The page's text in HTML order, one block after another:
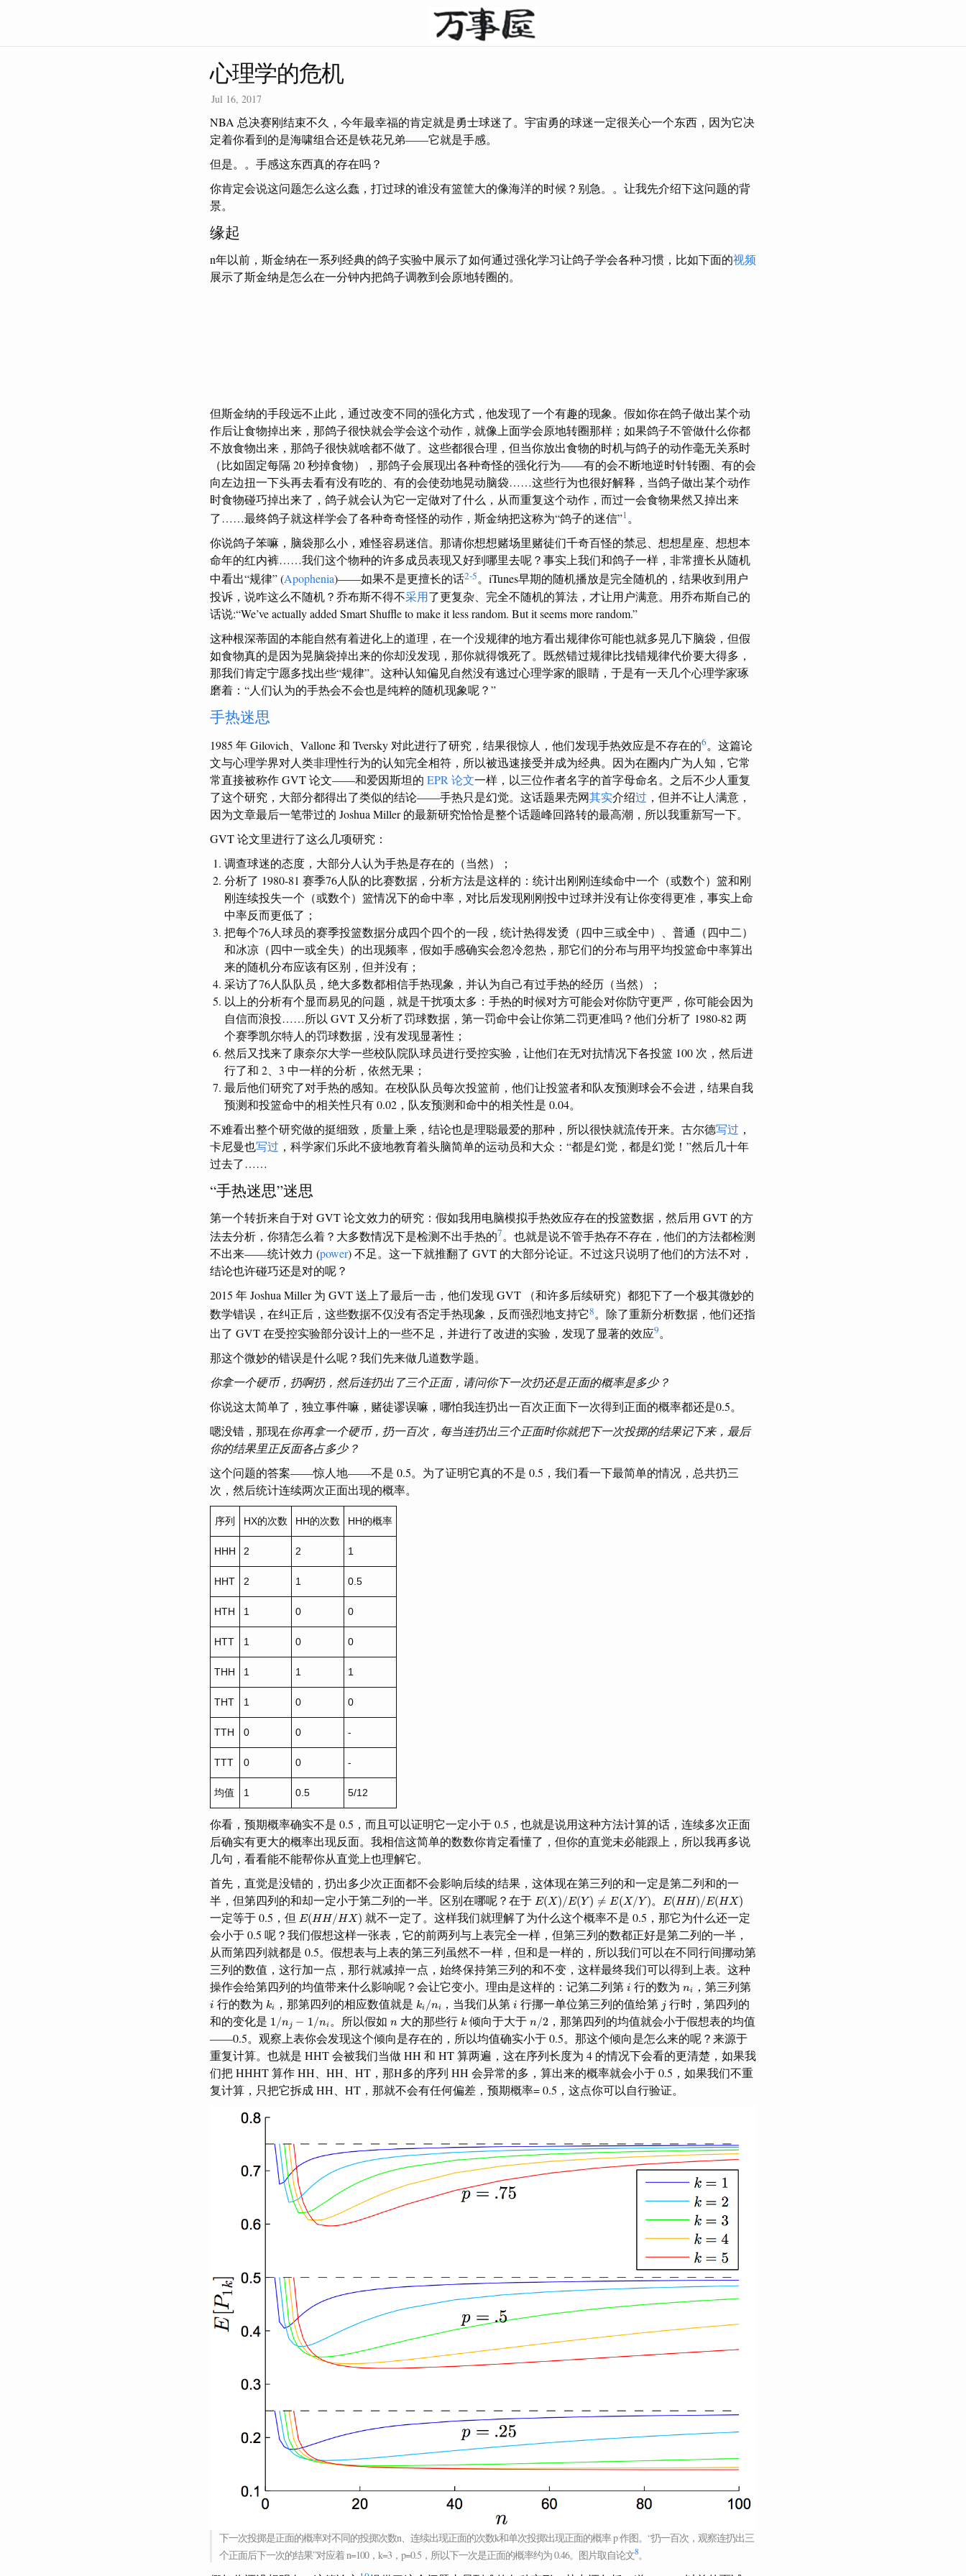
心理学的危机
Jul 16, 2017
NBA 总决赛刚结束不久，今年最幸福的肯定就是勇士球迷了。宇宙勇的球迷一定很关心一个东西，因为它决
定着你看到的是海啸组合还是铁花兄弟——它就是手感。
但是。。手感这东西真的存在吗？
你肯定会说这问题怎么这么蠢，打过球的谁没有篮筐大的像海洋的时候？别急。。让我先介绍下这问题的背
景。
缘起
n年以前，斯金纳在一系列经典的鸽子实验中展示了如何通过强化学习让鸽子学会各种习惯，比如下面的视频
展示了斯金纳是怎么在一分钟内把鸽子调教到会原地转圈的。
但斯金纳的手段远不止此，通过改变不同的强化方式，他发现了一个有趣的现象。假如你在鸽子做出某个动
作后让食物掉出来，那鸽子很快就会学会这个动作，就像上面学会原地转圈那样；如果鸽子不管做什么你都
不放食物出来，那鸽子很快就啥都不做了。这些都很合理，但当你放出食物的时机与鸽子的动作毫无关系时
（比如固定每隔 20 秒掉食物），那鸽子会展现出各种奇怪的强化行为——有的会不断地逆时针转圈、有的会
向左边扭一下头再去看有没有吃的、有的会使劲地晃动脑袋……这些行为也很好解释，当鸽子做出某个动作
时食物碰巧掉出来了，鸽子就会认为它一定做对了什么，从而重复这个动作，而过一会食物果然又掉出来
了……最终鸽子就这样学会了各种奇奇怪怪的动作，斯金纳把这称为“鸽子的迷信”1。
你说鸽子笨嘛，脑袋那么小，难怪容易迷信。那请你想想赌场里赌徒们千奇百怪的禁忌、想想星座、想想本
命年的红内裤……我们这个物种的许多成员表现又好到哪里去呢？事实上我们和鸽子一样，非常擅长从随机
中看出“规律” (Apophenia)——如果不是更擅长的话2-5。iTunes早期的随机播放是完全随机的，结果收到用户
投诉，说咋这么不随机？乔布斯不得不采用了更复杂、完全不随机的算法，才让用户满意。用乔布斯自己的
话说:“We’ve actually added Smart Shuffle to make it less random. But it seems more random.”
这种根深蒂固的本能自然有着进化上的道理，在一个没规律的地方看出规律你可能也就多晃几下脑袋，但假
如食物真的是因为晃脑袋掉出来的你却没发现，那你就得饿死了。既然错过规律比找错规律代价要大得多，
那我们肯定宁愿多找出些“规律”。这种认知偏见自然没有逃过心理学家的眼睛，于是有一天几个心理学家琢
磨着：“人们认为的手热会不会也是纯粹的随机现象呢？”
手热迷思
1985 年 Gilovich、Vallone 和 Tversky 对此进行了研究，结果很惊人，他们发现手热效应是不存在的6。这篇论
文与心理学界对人类非理性行为的认知完全相符，所以被迅速接受并成为经典。因为在圈内广为人知，它常
常直接被称作 GVT 论文——和爱因斯坦的 EPR 论文一样，以三位作者名字的首字母命名。之后不少人重复
了这个研究，大部分都得出了类似的结论——手热只是幻觉。这话题果壳网其实介绍过 ，但并不让人满意，
因为文章最后一笔带过的 Joshua Miller 的最新研究恰恰是整个话题峰回路转的最高潮，所以我重新写一下。
GVT 论文里进行了这么几项研究：
调查球迷的态度，大部分人认为手热是存在的（当然）；
分析了 1980-81 赛季76人队的比赛数据，分析方法是这样的：统计出刚刚连续命中一个（或数个）篮和刚
刚连续投失一个（或数个）篮情况下的命中率，对比后发现刚刚投中过球并没有让你变得更准，事实上命
中率反而更低了；
把每个76人球员的赛季投篮数据分成四个四个的一段，统计热得发烫（四中三或全中）、普通（四中二）
和冰凉（四中一或全失）的出现频率，假如手感确实会忽冷忽热，那它们的分布与用平均投篮命中率算出
来的随机分布应该有区别，但并没有；
采访了76人队队员，绝大多数都相信手热现象，并认为自己有过手热的经历（当然）；
以上的分析有个显而易见的问题，就是干扰项太多：手热的时候对方可能会对你防守更严，你可能会因为
自信而浪投……所以 GVT 又分析了罚球数据，第一罚命中会让你第二罚更准吗？他们分析了 1980-82 两
个赛季凯尔特人的罚球数据，没有发现显著性；
然后又找来了康奈尔大学一些校队院队球员进行受控实验，让他们在无对抗情况下各投篮 100 次，然后进
行了和 2、3 中一样的分析，依然无果；
最后他们研究了对手热的感知。在校队队员每次投篮前，他们让投篮者和队友预测球会不会进，结果自我
预测和投篮命中的相关性只有 0.02，队友预测和命中的相关性是 0.04。
不难看出整个研究做的挺细致，质量上乘，结论也是理聪最爱的那种，所以很快就流传开来。古尔德写过 ，
卡尼曼也写过 ，科学家们乐此不疲地教育着头脑简单的运动员和大众：“都是幻觉，都是幻觉！”然后几十年
过去了……
“手热迷思”迷思
第一个转折来自于对 GVT 论文效力的研究：假如我用电脑模拟手热效应存在的投篮数据，然后用 GVT 的方
法去分析，你猜怎么着？大多数情况下是检测不出手热的7。也就是说不管手热存不存在，他们的方法都检测
不出来——统计效力 (power) 不足。这一下就推翻了 GVT 的大部分论证。不过这只说明了他们的方法不对，
结论也许碰巧还是对的呢？
2015 年 Joshua Miller 为 GVT 送上了最后一击，他们发现 GVT （和许多后续研究）都犯下了一个极其微妙的
数学错误，在纠正后，这些数据不仅没有否定手热现象，反而强烈地支持它8。除了重新分析数据，他们还指
出了 GVT 在受控实验部分设计上的一些不足，并进行了改进的实验，发现了显著的效应9。
那这个微妙的错误是什么呢？我们先来做几道数学题。
你拿一个硬币，扔啊扔，然后连扔出了三个正面，请问你下一次扔还是正面的概率是多少？
你说这太简单了，独立事件嘛，赌徒谬误嘛，哪怕我连扔出一百次正面下一次得到正面的概率都还是0.5。
嗯没错，那现在你再拿一个硬币，扔一百次，每当连扔出三个正面时你就把下一次投掷的结果记下来，最后
你的结果里正反面各占多少？
这个问题的答案——惊人地——不是 0.5。为了证明它真的不是 0.5，我们看一下最简单的情况，总共扔三
次，然后统计连续两次正面出现的概率。
序列 HX的次数 HH的次数 HH的概率
HHH 2 2 1
HHT 2 1 0.5
HTH 1 0 0
HTT 1 0 0
THH 1 1 1
THT 1 0 0
TTH 0 0 -
TTT 0 0 -
均值 1 0.5 5/12
你看，预期概率确实不是 0.5，而且可以证明它一定小于 0.5，也就是说用这种方法计算的话，连续多次正面
后确实有更大的概率出现反面。我相信这简单的数数你肯定看懂了，但你的直觉未必能跟上，所以我再多说
几句，看看能不能帮你从直觉上也理解它。
首先，直觉是没错的，扔出多少次正面都不会影响后续的结果，这体现在第三列的和一定是第二列和的一
半，但第四列的和却一定小于第二列的一半。区别在哪呢？在于 E(X)/E(Y) ≠ E(X/Y)
E(X)/E(Y)≠E X /Y) 。 E(HH)/E(HX)
E(HH)/E(HX)
一定等于 0.5，但 E(HH/HX)
E(HH/HX)
就不一定了。这样我们就理解了为什么这个概率不是 0.5，那它为什么还一定
会小于 0.5 呢？我们假想这样一张表，它的前两列与上表完全一样，但第三列的数都正好是第二列的一半，
从而第四列就都是 0.5。假想表与上表的第三列虽然不一样，但和是一样的，所以我们可以在不同行间挪动第
三列的数值，这行加一点，那行就减掉一点，始终保持第三列的和不变，这样最终我们可以得到上表。这种
操作会给第四列的均值带来什么影响呢？会让它变小。理由是这样的：记第二列第 i
i 行的数为 ni
ni ，第三列第
i
i 行的数为 ki
k ，那第四列的相应数值就是 ki /ni
ki ni ，当我们从第i
i 行挪一单位第三列的值给第 j
j 行时，第四列的
和的变化是 1/nj − 1/ni
1 nj i 。所以假如 n
n大的那些行 k
k倾向于大于 n/2
n/ 2 ，那第四列的均值就会小于假想表的均值
——0.5。观察上表你会发现这个倾向是存在的，所以均值确实小于 0.5。那这个倾向是怎么来的呢？来源于
重复计算。也就是 HHT 会被我们当做 HH 和 HT 算两遍，这在序列长度为 4 的情况下会看的更清楚，如果我
们把 HHHT 算作 HH、HH、HT，那H多的序列 HH 会异常的多，算出来的概率就会小于 0.5，如果我们不重
复计算，只把它拆成 HH、HT，那就不会有任何偏差，预期概率= 0.5，这点你可以自行验证。
下一次投掷是正面的概率对不同的投掷次数n、连续出现正面的次数k和单次投掷出现正面的概率 p 作图。“扔一百次，观察连扔出三
个正面后下一次的结果”对应着 n=100，k=3，p=0.5，所以下一次是正面的概率约为 0.46。图片取自论文8。